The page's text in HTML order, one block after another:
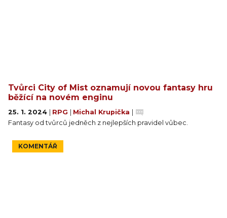
Tvůrci City of Mist oznamují novou fantasy hru
běžící na novém enginu
25. 1. 2024 RPG Michal Krupička
Fantasy od tvůrců jedněch z nejlepších pravidel vůbec.
KOMENTÁŘ